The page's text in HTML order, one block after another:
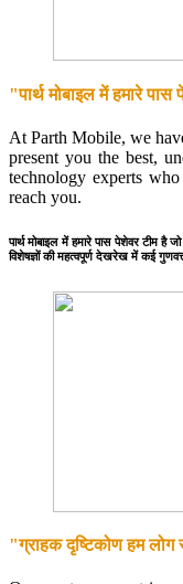
"पार्थ मोबाइल में हमारे
At Parth Mobile, we
present you the best,
technology experts
reach you.
पार्थ मोबाइल में हमारे पास पेशेवर टीम
विशेषज्ञों की महत्वपूर्ण देखरेख में कई
"ग्राहक दृष्टिकोण हम